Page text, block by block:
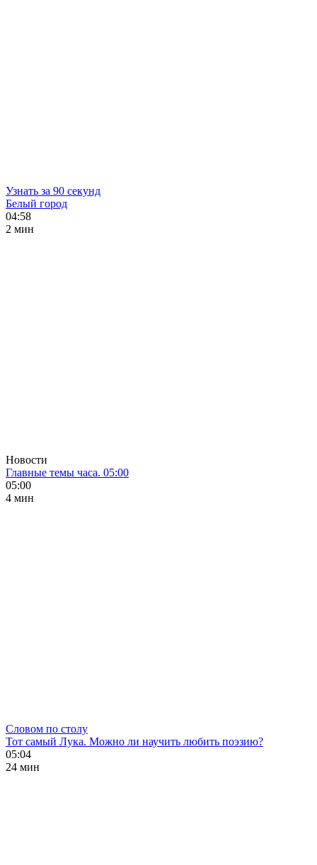
Узнать за 90 секунд
Белый город
04:58
2 мин
Новости
Главные темы часа. 05:00
05:00
4 мин
Словом по столу
Тот самый Лука. Можно ли научить любить поэзию?
05:04
24 мин